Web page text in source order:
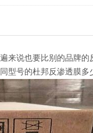
来说也要比别的品牌
型号的杜邦反渗透膜多